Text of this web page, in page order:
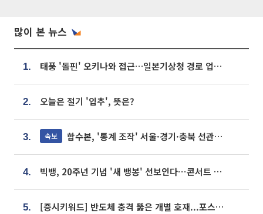
많이 본 뉴스
1. 태풍 '돌핀' 오키나와 접근…일본기상청 경로 업데이트
2. 오늘은 절기 '입추', 뜻은?
3. 속보 합수본, '통계 조작' 서울·경기·충북 선관위 등 추가 압수수색
4. 빅뱅, 20주년 기념 '새 뱅봉' 선보인다⋯콘서트 앞두고 팝업 개최
5. [증시키워드] 반도체 충격 뚫은 개별 호재...포스코퓨처엠·에코프로·한화솔루션 '눈길'